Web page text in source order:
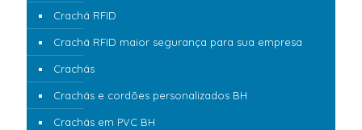
Crachá RFID
Crachá RFID maior segurança para sua empresa
Crachás
Crachás e cordões personalizados BH
Crachás em PVC BH